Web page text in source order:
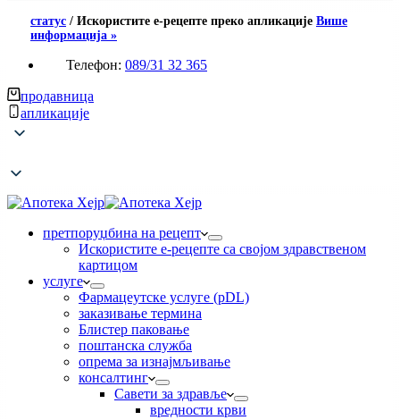
статус / Искористите е-рецепте преко апликације Више
информација »
Телефон: 089/31 32 365
продавница
апликације
претпоруџбина на рецепт
Искористите е-рецепте са својом здравственом
картицом
услуге
Фармацеутске услуге (pDL)
заказивање термина
Блистер паковање
поштанска служба
опрема за изнајмљивање
консалтинг
Савети за здравље
вредности крви